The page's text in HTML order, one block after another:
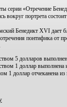
серии «Отречение
вокруг портрета
Бенедикт XVI дает
отречения понтифика от
5 долларов
1 доллар
1 доллар отчеканена